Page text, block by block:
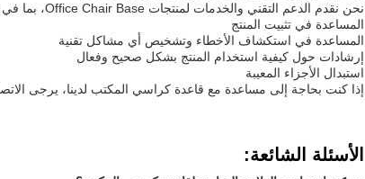
نحن نقدم الدعم التقني والخدمات لمنتجات Office Chair Base، بما في ذلك:
المساعدة في تثبيت المنتج
المساعدة في استكشاف الأخطاء وتشخيص أي مشاكل تقنية
إرشادات حول كيفية استخدام المنتج بشكل صحيح وفعال
استبدال الأجزاء المعيبة
إذا كنت بحاجة إلى مساعدة مع قاعدة كراسي المكتب لدينا، يرجى الاتصال بنا على
الأسئلة الشائعة: